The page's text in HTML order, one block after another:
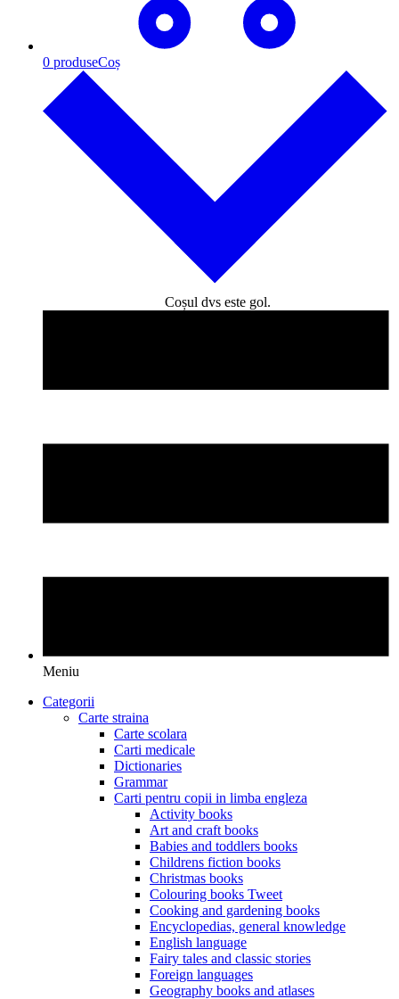
0 produseCoș
Coșul dvs este gol.
Meniu
Categorii
Carte straina
Carte scolara
Carti medicale
Dictionaries
Grammar
Carti pentru copii in limba engleza
Activity books
Art and craft books
Babies and toddlers books
Childrens fiction books
Christmas books
Colouring books Tweet
Cooking and gardening books
Encyclopedias, general knowledge
English language
Fairy tales and classic stories
Foreign languages
Geography books and atlases